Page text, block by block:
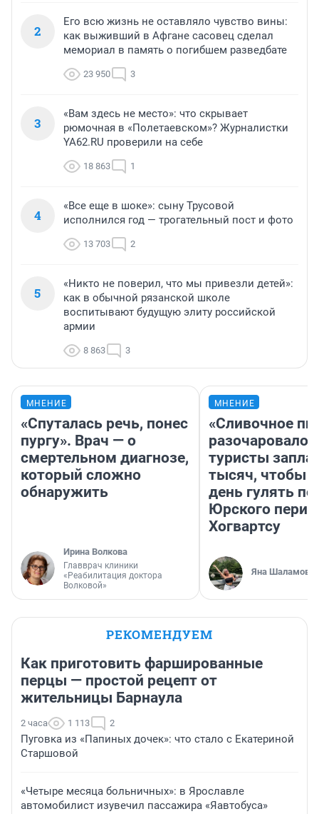
2
Его всю жизнь не оставляло чувство вины:
как выживший в Афгане сасовец сделал
мемориал в память о погибшем разведбате
23 950 3
3
«Вам здесь не место»: что скрывает
рюмочная в «Полетаевском»? Журналистки
YA62.RU проверили на себе
18 863 1
4
«Все еще в шоке»: сыну Трусовой
исполнился год — трогательный пост и фото
13 703 2
5
«Никто не поверил, что мы привезли детей»:
как в обычной рязанской школе
воспитывают будущую элиту российской
армии
8 863 3
МНЕНИЕ
«Спуталась речь, понес
пургу». Врач — о
смертельном диагнозе,
который сложно
обнаружить
Ирина Волкова
Главврач клиники
«Реабилитация доктора
Волковой»
МНЕНИЕ
«Сливочное
разочаровало»:
туристы
тысяч, чтобы
день гулять по
Юрского
Хогвартсу
Яна Шаламова
РЕКОМЕНДУЕМ
Как приготовить фаршированные
перцы — простой рецепт от
жительницы Барнаула
2 часа 1 113 2
Пуговка из «Папиных дочек»: что стало с Екатериной
Старшовой
«Четыре месяца больничных»: в Ярославле
автомобилист изувечил пассажира «Яавтобуса»